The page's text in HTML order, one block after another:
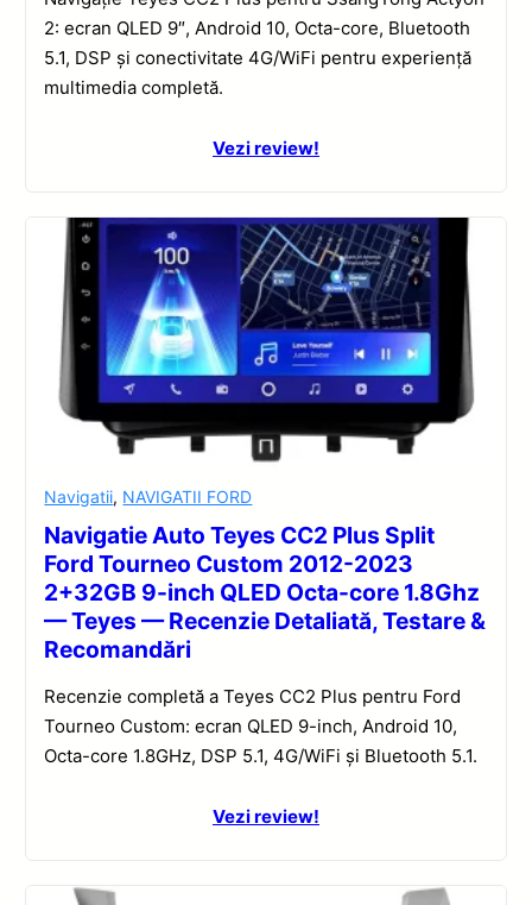
2: ecran QLED 9″, Android 10, Octa-core, Bluetooth
5.1, DSP și conectivitate 4G/WiFi pentru experiență
multimedia completă.
Vezi review!
Navigatii, NAVIGATII FORD
Navigatie Auto Teyes CC2 Plus Split
Ford Tourneo Custom 2012-2023
2+32GB 9-inch QLED Octa-core 1.8Ghz
— Teyes — Recenzie Detaliată, Testare &
Recomandări
Recenzie completă a Teyes CC2 Plus pentru Ford
Tourneo Custom: ecran QLED 9-inch, Android 10,
Octa-core 1.8GHz, DSP 5.1, 4G/WiFi și Bluetooth 5.1.
Vezi review!